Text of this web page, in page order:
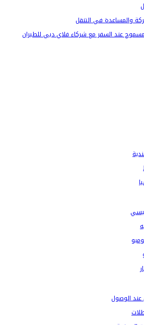
والمساعدة في التنقل
عند السفر مع شركاء فلاي دبي للطيران
عند الوصول